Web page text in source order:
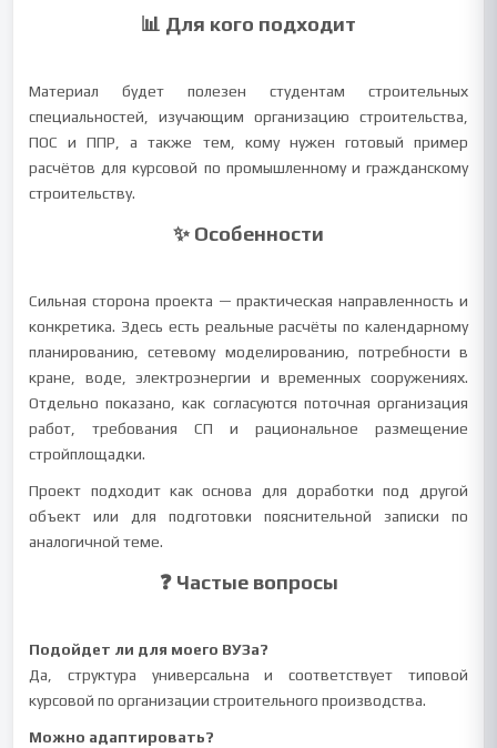
📊 Для кого подходит
Материал будет полезен студентам строительных
специальностей, изучающим организацию строительства,
ПОС и ППР, а также тем, кому нужен готовый пример
расчётов для курсовой по промышленному и гражданскому
строительству.
✨ Особенности
Сильная сторона проекта — практическая направленность и
конкретика. Здесь есть реальные расчёты по календарному
планированию, сетевому моделированию, потребности в
кране, воде, электроэнергии и временных сооружениях.
Отдельно показано, как согласуются поточная организация
работ, требования СП и рациональное размещение
стройплощадки.
Проект подходит как основа для доработки под другой
объект или для подготовки пояснительной записки по
аналогичной теме.
❓ Частые вопросы
Подойдет ли для моего ВУЗа?
Да, структура универсальна и соответствует типовой
курсовой по организации строительного производства.
Можно адаптировать?